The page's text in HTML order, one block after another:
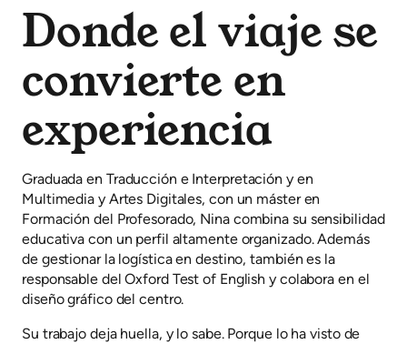
Donde el viaje se
convierte en
experiencia
Graduada en Traducción e Interpretación y en
Multimedia y Artes Digitales, con un máster en
Formación del Profesorado, Nina combina su sensibilidad
educativa con un perfil altamente organizado. Además
de gestionar la logística en destino, también es la
responsable del Oxford Test of English y colabora en el
diseño gráfico del centro.
Su trabajo deja huella, y lo sabe. Porque lo ha visto de